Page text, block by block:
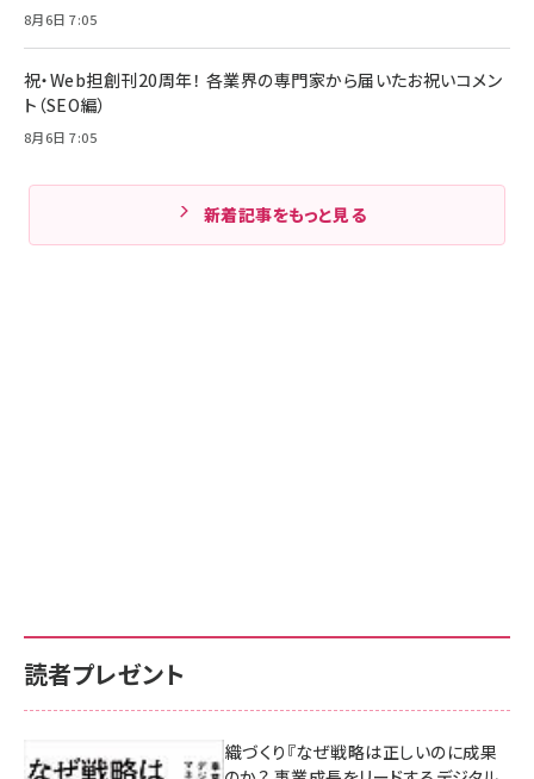
8月6日 7:05
祝・Web担創刊20周年！ 各業界の専門家から届いたお祝いコメン
ト（SEO編）
8月6日 7:05
新着記事をもっと見る
読者プレゼント
成果を生む組織づくり『なぜ戦略は正しいのに成果